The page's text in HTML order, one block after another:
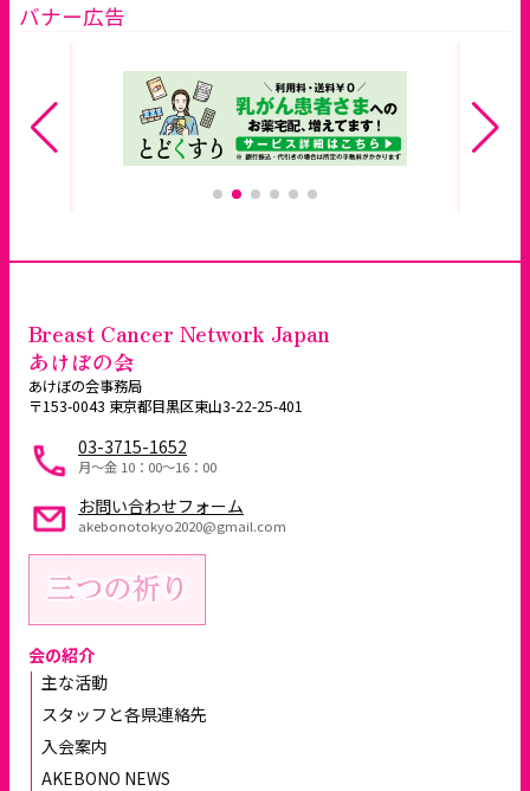
バナー広告
Breast Cancer Network Japan
あけぼの会
あけぼの会事務局
〒153-0043 東京都目黒区東山3-22-25-401
03-3715-1652
月～金 10：00〜16：00
お問い合わせフォーム
akebonotokyo2020@gmail.com
会の紹介
主な活動
スタッフと各県連絡先
入会案内
AKEBONO NEWS